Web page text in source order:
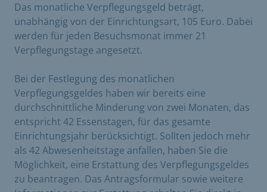
Das monatliche Verpflegungsgeld beträgt,
unabhängig von der Einrichtungsart, 105 Euro. Dabei
werden für jeden Besuchsmonat immer 21
Verpflegungstage angesetzt.
Bei der Festlegung des monatlichen
Verpflegungsgeldes haben wir bereits eine
durchschnittliche Minderung von zwei Monaten, das
entspricht 42 Essenstagen, für das gesamte
Einrichtungsjahr berücksichtigt. Sollten jedoch mehr
als 42 Abwesenheitstage anfallen, haben Sie die
Möglichkeit, eine Erstattung des Verpflegungsgeldes
zu beantragen. Das Antragsformular sowie weitere